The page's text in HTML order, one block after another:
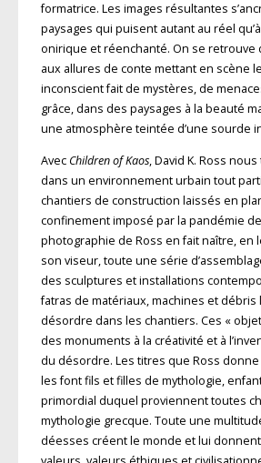
formatrice. Les images résultantes
paysages qui puisent autant au réel
onirique et réenchanté. On se retrouve
aux allures de conte mettant en scène
inconscient fait de mystères, de
grâce, dans des paysages à la beauté
une atmosphère teintée d’une sourde
Avec Children of Kaos, David K. Ross
dans un environnement urbain tout
chantiers de construction laissés en
confinement imposé par la pandémie de
photographie de Ross en fait naître, en
son viseur, toute une série
des sculptures et installations
fatras de matériaux, machines et débris
désordre dans les chantiers. Ces «
des monuments à la créativité et à
du désordre. Les titres que Ross donne
les font fils et filles de mythologie,
primordial duquel proviennent toutes
mythologie grecque. Toute une
déesses créent le monde et lui